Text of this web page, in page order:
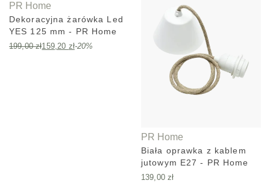
PR Home
Dekoracyjna żarówka Led
YES 125 mm - PR Home
199,00zł159,20 zł-20%
PR Home
Biała oprawka z kablem
jutowym E27 - PR Home
139,00zł